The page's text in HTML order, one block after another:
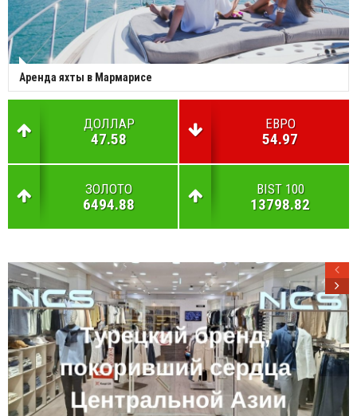
Аренда яхты в Мармарисе
ДОЛЛАР
47.58
ЕВРО
54.97
ЗОЛОТО
6494.88
BIST 100
13798.82